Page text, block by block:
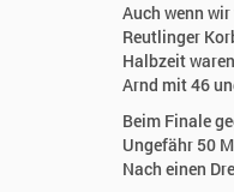
Auch wenn
Reutlinger
Halbzeit
Arnd mit 46
Beim Finale
Ungefähr 50
Nach einen